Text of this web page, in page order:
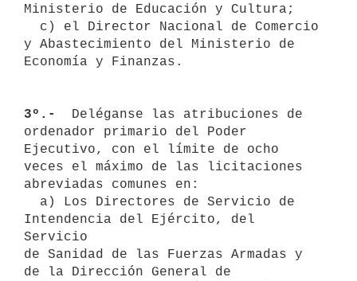
Ministerio de Educación y Cultura;
y Abastecimiento del Ministerio de
Economía y Finanzas.
3º.-
Deléganse las atribuciones de
ordenador primario del Poder
Ejecutivo, con el límite de ocho
veces el máximo de las licitaciones
abreviadas comunes en:
Intendencia del Ejército, del
Servicio
de Sanidad de las Fuerzas Armadas y
de la Dirección General de